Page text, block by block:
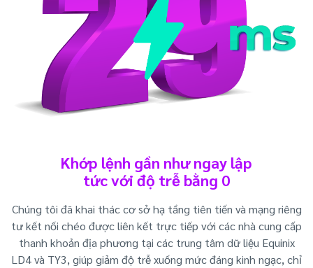
Khớp lệnh gần như ngay lập
tức với độ trễ bằng 0
Chúng tôi đã khai thác cơ sở hạ tầng tiên tiến và mạng riêng
tư kết nối chéo được liên kết trực tiếp với các nhà cung cấp
thanh khoản địa phương tại các trung tâm dữ liệu Equinix
LD4 và TY3, giúp giảm độ trễ xuống mức đáng kinh ngạc, chỉ